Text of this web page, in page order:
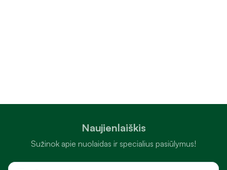
Naujienlaiškis
Sužinok apie nuolaidas ir specialius pasiūlymus!